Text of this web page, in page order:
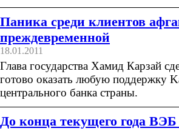
Паника среди клиентов
преждевременной
18.01.2011
Глава государства Хамид Карзай
готово оказать любую поддержку
центрального банка страны.
До конца текущего года